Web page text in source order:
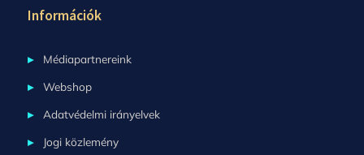
Információk
Médiapartnereink
Webshop
Adatvédelmi irányelvek
Jogi közlemény